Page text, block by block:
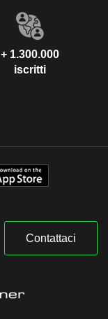
+ 1.300.000
iscritti
Contattaci